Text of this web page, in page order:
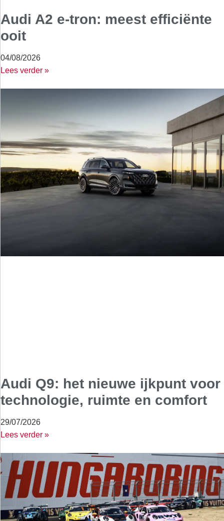
Audi A2 e-tron: meest efficiënte
ooit
04/08/2026
Lees verder »
Audi Q9: het nieuwe ijkpunt voor
technologie, ruimte en comfort
29/07/2026
Lees verder »